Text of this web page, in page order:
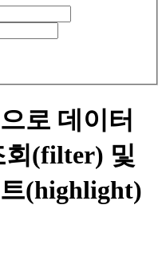
로 데이터
회(filter) 및
(highlight)